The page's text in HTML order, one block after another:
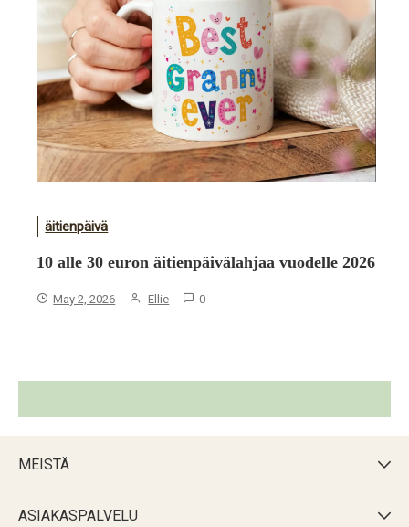
äitienpäivä
10 alle 30 euron äitienpäivälahjaa vuodelle 2026
May 2, 2026 Ellie 0
MEISTÄ 
ASIAKASPALVELU 